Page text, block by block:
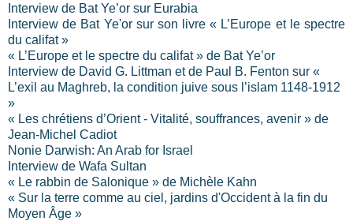
Interview de Bat Ye’or sur Eurabia
Interview de Bat Ye'or sur son livre « L’Europe et le spectre
du califat »
« L’Europe et le spectre du califat » de Bat Ye’or
Interview de David G. Littman et de Paul B. Fenton sur «
L’exil au Maghreb, la condition juive sous l’islam 1148-1912
»
« Les chrétiens d’Orient - Vitalité, souffrances, avenir » de
Jean-Michel Cadiot
Nonie Darwish: An Arab for Israel
Interview de Wafa Sultan
« Le rabbin de Salonique » de Michèle Kahn
« Sur la terre comme au ciel, jardins d'Occident à la fin du
Moyen Âge »